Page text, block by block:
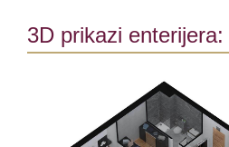
3D prikazi enterijera: